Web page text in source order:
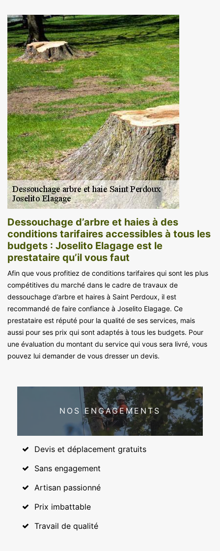
Dessouchage d’arbre et haies à des
conditions tarifaires accessibles à tous les
budgets : Joselito Elagage est le
prestataire qu’il vous faut
Afin que vous profitiez de conditions tarifaires qui sont les plus
compétitives du marché dans le cadre de travaux de
dessouchage d’arbre et haires à Saint Perdoux, il est
recommandé de faire confiance à Joselito Elagage. Ce
prestataire est réputé pour la qualité de ses services, mais
aussi pour ses prix qui sont adaptés à tous les budgets. Pour
une évaluation du montant du service qui vous sera livré, vous
pouvez lui demander de vous dresser un devis.
NOS ENGAGEMENTS
Devis et déplacement gratuits
Sans engagement
Artisan passionné
Prix imbattable
Travail de qualité